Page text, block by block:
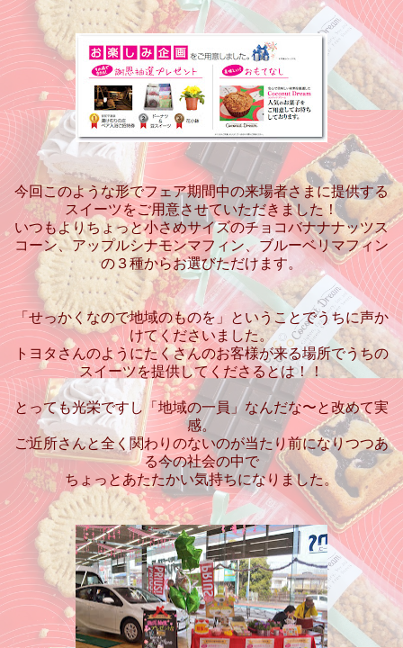
今回このような形でフェア期間中の来場者さまに提供する
スイーツをご用意させていただきました！
いつもよりちょっと小さめサイズのチョコバナナナッツス
コーン、アップルシナモンマフィン、ブルーベリマフィン
の３種からお選びただけます。
「せっかくなので地域のものを」ということでうちに声か
けてくださいました。
トヨタさんのようにたくさんのお客様が来る場所でうちの
スイーツを提供してくださるとは！！
とっても光栄ですし「地域の一員」なんだな〜と改めて実
感。
ご近所さんと全く関わりのないのが当たり前になりつつあ
る今の社会の中で
ちょっとあたたかい気持ちになりました。